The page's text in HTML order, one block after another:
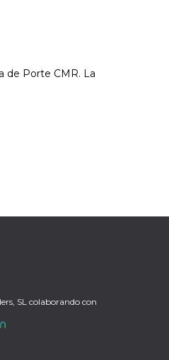
de Porte CMR. La
SL colaborando con